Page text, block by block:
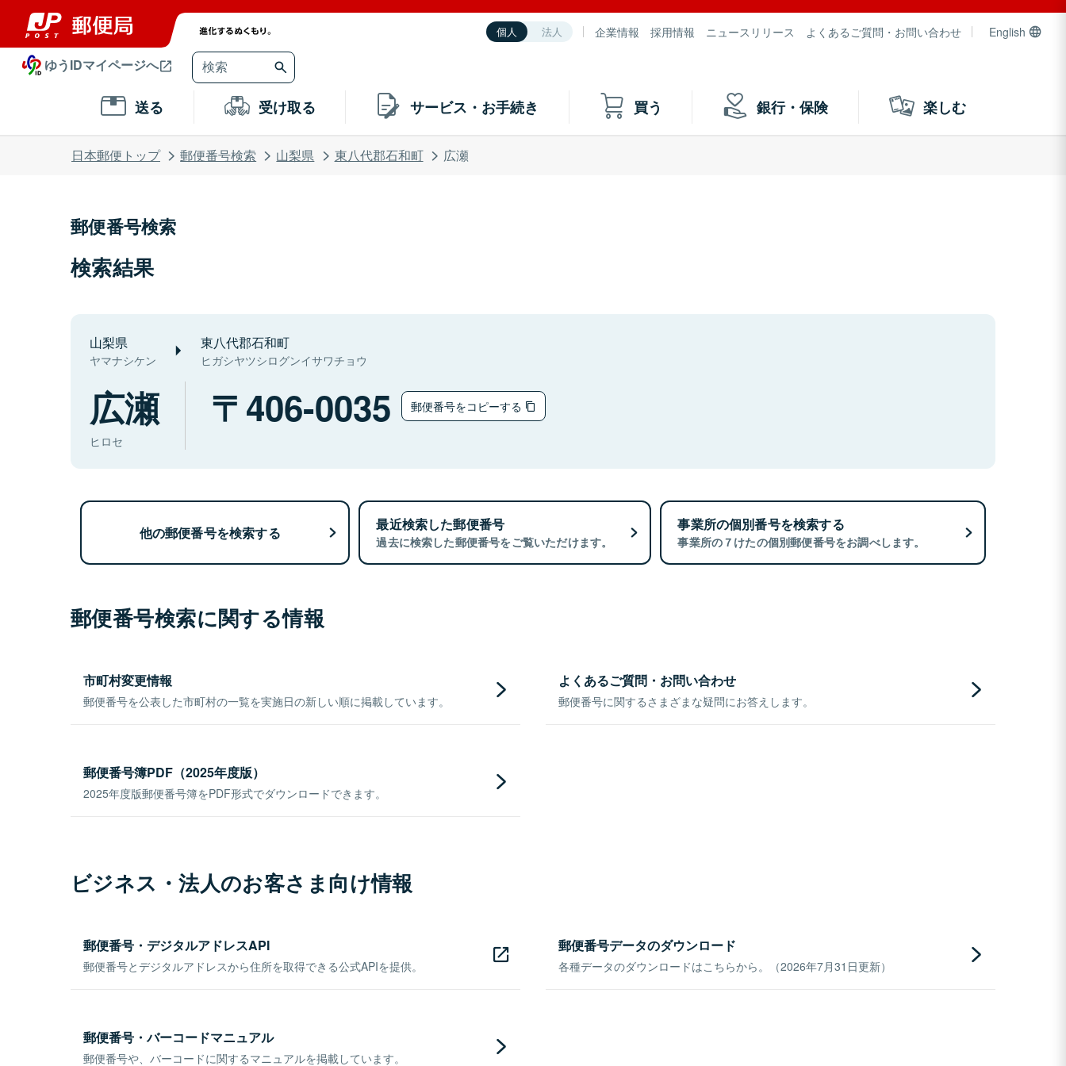
個人 法人 企業情報 採用情報 ニュースリリース よくあるご質問・お問い合わせ English
ゆうIDマイページへ
送る 受け取る サービス・お手続き 買う 銀行・保険 楽しむ
日本郵便トップ 郵便番号検索 山梨県 東八代郡石和町 広瀬
郵便番号検索
検索結果
山梨県
ヤマナシケン
東八代郡石和町
ヒガシヤツシログンイサワチョウ
広瀬
ヒロセ
406-0035 郵便番号をコピーする
他の郵便番号を検索する 最近検索した郵便番号
過去に検索した郵便番号をご覧いただけます。
事業所の個別番号を検索する
事業所の７けたの個別郵便番号をお調べします。
郵便番号検索に関する情報
市町村変更情報
郵便番号を公表した市町村の一覧を実施日の新しい順に掲載しています。
よくあるご質問・お問い合わせ
郵便番号に関するさまざまな疑問にお答えします。
郵便番号簿PDF（2025年度版）
2025年度版郵便番号簿をPDF形式でダウンロードできます。
ビジネス・法人のお客さま向け情報
郵便番号・デジタルアドレスAPI
郵便番号とデジタルアドレスから住所を取得できる公式APIを提供。
郵便番号データのダウンロード
各種データのダウンロードはこちらから。（2026年7月31日更新）
郵便番号・バーコードマニュアル
郵便番号や、バーコードに関するマニュアルを掲載しています。